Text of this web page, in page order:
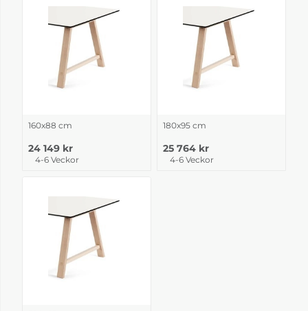
160x88 cm
24 149 kr
4-6 Veckor
180x95 cm
25 764 kr
4-6 Veckor